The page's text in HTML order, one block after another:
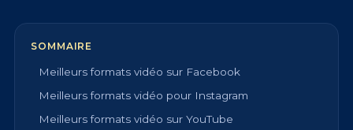
SOMMAIRE
Meilleurs formats vidéo sur Facebook
Meilleurs formats vidéo pour Instagram
Meilleurs formats vidéo sur YouTube